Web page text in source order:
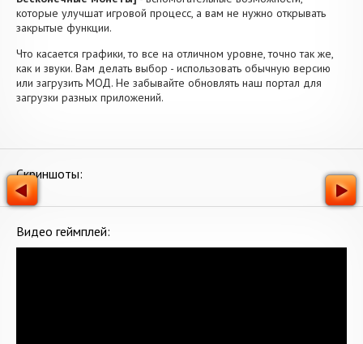
которые улучшат игровой процесс, а вам не нужно открывать
закрытые функции.
Что касается графики, то все на отличном уровне, точно так же,
как и звуки. Вам делать выбор - использовать обычную версию
или загрузить МОД. Не забывайте обновлять наш портал для
загрузки разных приложений.
Скриншоты:
Видео геймплей: